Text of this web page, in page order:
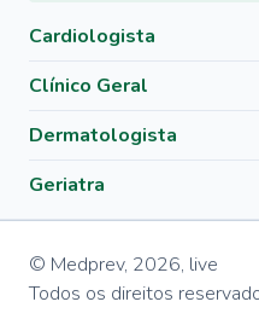
Cardiologista
Clínico Geral
Dermatologista
Geriatra
© Medprev, 2026, live
Todos os direitos